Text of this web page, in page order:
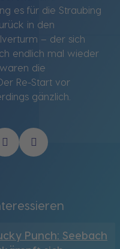
es für die Straubing
in den
– der sich
endlich mal wieder
die
Re-Start vor
gänzlich.
Punch: Seebach